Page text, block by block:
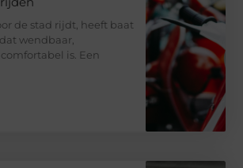
de stad rijdt, heeft baat
wendbaar,
is. Een